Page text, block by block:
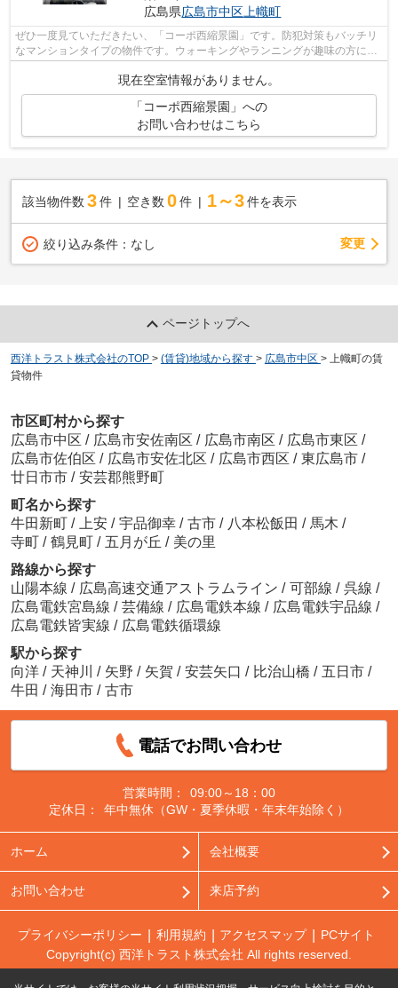
広島県広島市中区上幟町
ぜひ一度見ていただきたい、「コーポ西縮景園」です。防犯対策もバッチリ
なマンションタイプの物件です。ウォーキングやランニングが趣味の方に住
現在空室情報がありません。
「コーポ西縮景園」への
お問い合わせはこちら
該当物件数 3件 空き数 0 件 1～3 件を表示
絞り込み条件： なし 変更
ページトップへ
西洋トラスト株式会社のTOP > (賃貸)地域から探す > 広島市中区 > 上幟町の賃
貸物件
市区町村から探す
広島市中区 / 広島市安佐南区 / 広島市南区 / 広島市東区 /
広島市佐伯区 / 広島市安佐北区 / 広島市西区 / 東広島市 /
廿日市市 / 安芸郡熊野町
町名から探す
牛田新町 / 上安 / 宇品御幸 / 古市 / 八本松飯田 / 馬木 /
寺町 / 鶴見町 / 五月が丘 / 美の里
路線から探す
山陽本線 / 広島高速交通アストラムライン / 可部線 / 呉線 /
広島電鉄宮島線 / 芸備線 / 広島電鉄本線 / 広島電鉄宇品線 /
広島電鉄皆実線 / 広島電鉄循環線
駅から探す
向洋 / 天神川 / 矢野 / 矢賀 / 安芸矢口 / 比治山橋 / 五日市 /
牛田 / 海田市 / 古市
電話でお問い合わせ
営業時間：
09:00～18：00
定休日：
年中無休（GW・夏季休暇・年末年始除く）
ホーム 会社概要
お問い合わせ 来店予約
プライバシーポリシー 利用規約 アクセスマップ
PCサイト
Copyright(c) 西洋トラスト株式会社 All rights reserved.